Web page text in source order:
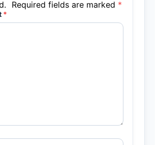
Required fields are marked *
*